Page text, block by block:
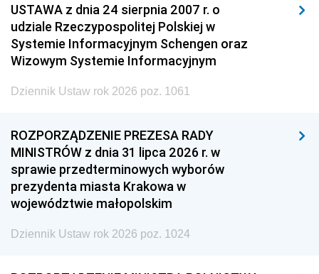
USTAWA z dnia 24 sierpnia 2007 r. o
udziale Rzeczypospolitej Polskiej w
Systemie Informacyjnym Schengen oraz
Wizowym Systemie Informacyjnym
Dziennik Ustaw rok 2026 poz. 1061
ROZPORZĄDZENIE PREZESA RADY
MINISTRÓW z dnia 31 lipca 2026 r. w
sprawie przedterminowych wyborów
prezydenta miasta Krakowa w
województwie małopolskim
Dziennik Ustaw rok 2026 poz. 1024